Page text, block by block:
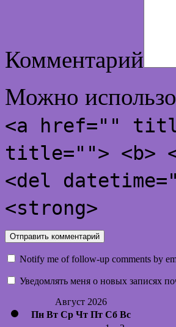
Комментарий
Можно
<a href=""
title=""> <b>
<del
<strong>
Notify me of follow-up comments by
Уведомлять меня о новых записях
Август 2026
Пн Вт Ср Чт Пт Сб Вс